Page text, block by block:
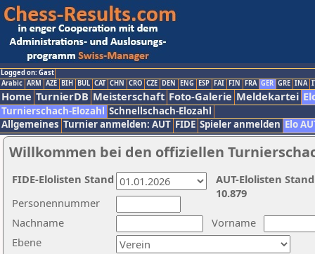
Logged on: Gast
Arabic ARM AZE BIH BUL CAT CHN CRO CZE DEN ENG ESP FAI FIN FRA GER GRE INA
Home TurnierDB Meisterschaft Foto-Galerie Meldekartei
Turnierschach-Elozahl Schnellschach-Elozahl
Allgemeines Turnier anmelden: AUT FIDE Spieler anmelden Elo
Willkommen bei den offiziellen
Nachname
Vorname
Ebene
Personennummer
AUT-Elolisten
10.879
FIDE-Elolisten Stand